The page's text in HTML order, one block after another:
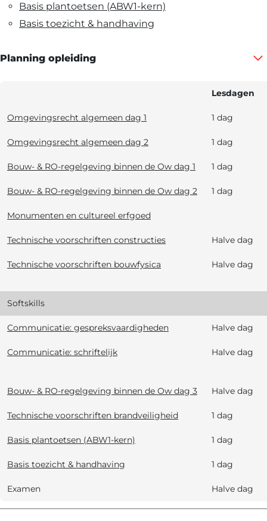
Basis plantoetsen (ABW1-kern)
Basis toezicht & handhaving
Planning opleiding
Lesdagen
Omgevingsrecht algemeen dag 1 1 dag
Omgevingsrecht algemeen dag 2 1 dag
Bouw- & RO-regelgeving binnen de Ow dag 1 1 dag
Bouw- & RO-regelgeving binnen de Ow dag 2 1 dag
Monumenten en cultureel erfgoed
Technische voorschriften constructies Halve dag
Technische voorschriften bouwfysica Halve dag
Softskills
Communicatie: gespreksvaardigheden Halve dag
Communicatie: schriftelijk Halve dag
Bouw- & RO-regelgeving binnen de Ow dag 3 Halve dag
Technische voorschriften brandveiligheid 1 dag
Basis plantoetsen (ABW1-kern) 1 dag
Basis toezicht & handhaving 1 dag
Examen Halve dag